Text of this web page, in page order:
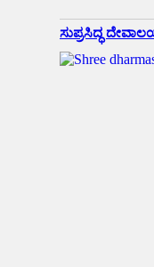
ಸುಪ್ರಸಿದ್ಧ